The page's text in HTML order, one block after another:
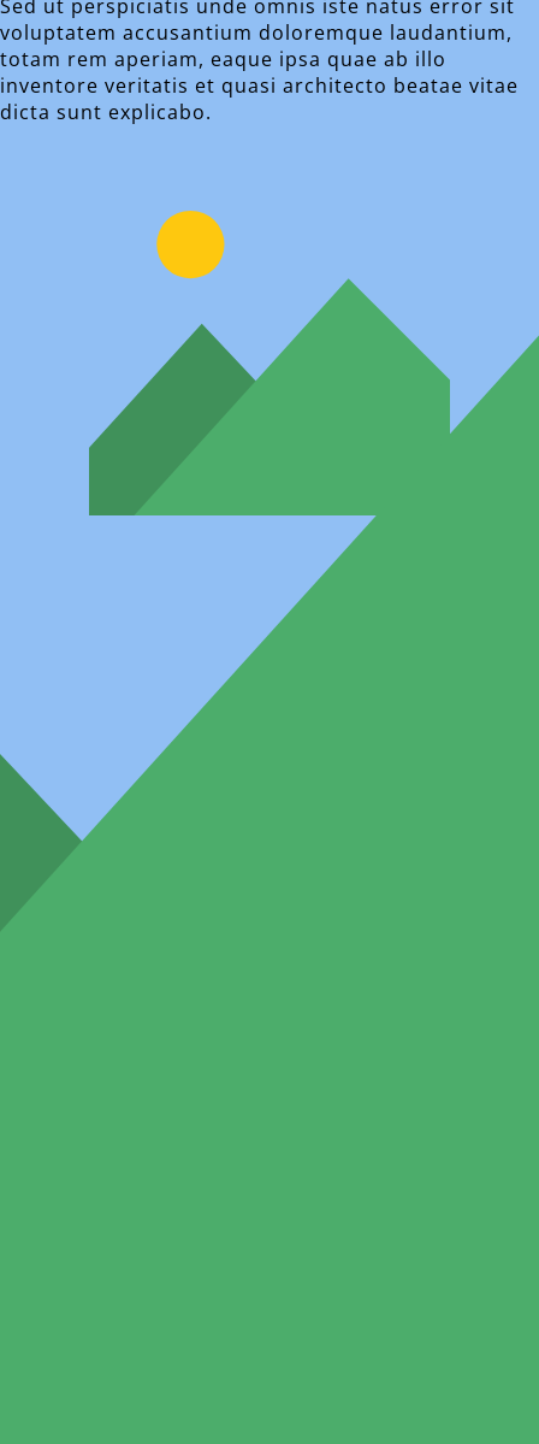
Sed ut perspiciatis unde omnis iste natus error sit
voluptatem accusantium doloremque laudantium,
totam rem aperiam, eaque ipsa quae ab illo
inventore veritatis et quasi architecto beatae vitae
dicta sunt explicabo.